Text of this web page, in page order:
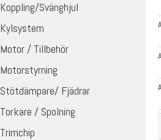
Koppling/Svänghjul
Kylsystem
Motor / Tillbehör
Motorstyrning
Stötdämpare/ Fjädrar
Torkare / Spolning
Trimchip